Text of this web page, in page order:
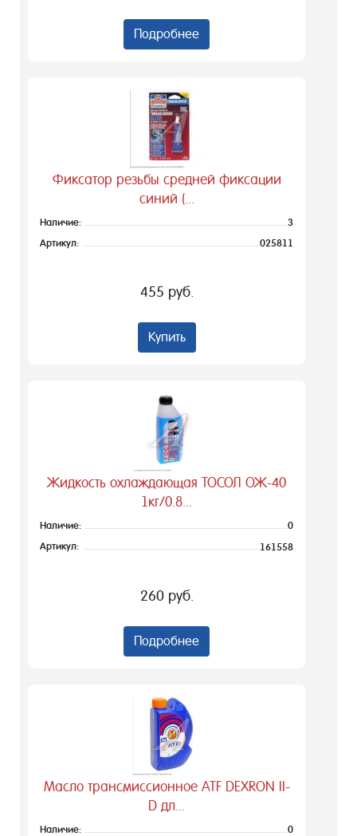
Подробнее
Фиксатор резьбы средней фиксации
синий (...
Наличие:
3
Артикул:
025811
455 руб.
Купить
Жидкость охлаждающая ТОСОЛ ОЖ-40
1кг/0.8...
Наличие:
0
Артикул:
161558
260 руб.
Подробнее
Масло трансмиссионное ATF DEXRON II-
D дл...
Наличие:
0